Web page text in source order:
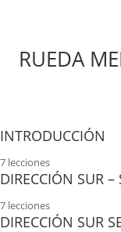
RUEDA
INTRODUCCIÓN
Presentación
Introducción a La
7 lecciones
DIRECCIÓN SUR –
Material Teórico
7 lecciones
DIRECCIÓN SUR